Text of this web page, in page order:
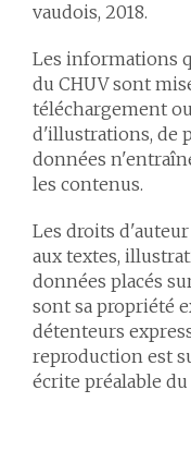
vaudois, 2018.
Les informations
du CHUV sont
téléchargement
d'illustrations, de
données
les contenus.
Les droits
aux textes,
données placés
sont sa propriété
détenteurs
reproduction est
écrite préalable